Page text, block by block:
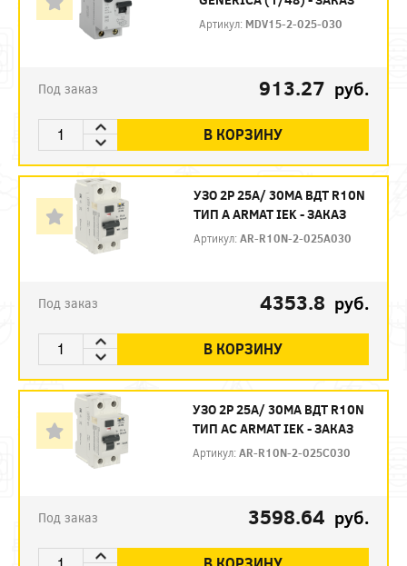
Артикул: MDV15-2-025-030
Под заказ 913.27 руб.
В КОРЗИНУ
УЗО 2P 25А/ 30МА ВДТ R10N
ТИП А ARMAT IEK - ЗАКАЗ
Артикул:AR-R10N-2-025A030
Под заказ 4353.8 руб.
В КОРЗИНУ
УЗО 2P 25А/ 30МА ВДТ R10N
ТИП АC ARMAT IEK - ЗАКАЗ
Артикул:AR-R10N-2-025C030
Под заказ 3598.64 руб.